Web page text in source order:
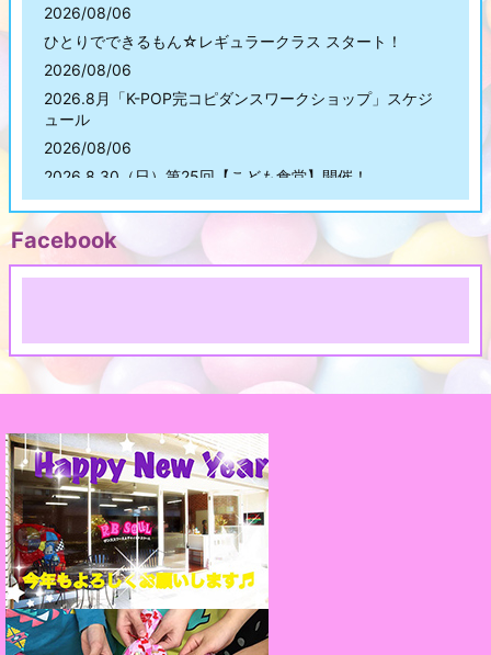
2026/08/06
ひとりでできるもん☆レギュラークラス スタート！
2026/08/06
2026.8月「K-POP完コピダンスワークショップ」スケジ
ュール
2026/08/06
2026.8.30（日）第25回【こども食堂】開催！
2026/08/06
不登校児童の居場所作り【ぼくのひみつきち】2026.8月
開放日のお知らせ
2026/07/09
2026/07/09
ブレイキンクラス☆新講師紹介！
2026/07/09
2026/07/09
不登校児童の居場所作り【ぼくのひみつきち】2026.7月開
放日のお知らせ
2026/06/05
2026.6月「K-POP完コピダンスワークショップ」スケジ
ュール
2026/06/05
不登校児童の居場所作り【ぼくのひみつきち】2026.6月
Facebook